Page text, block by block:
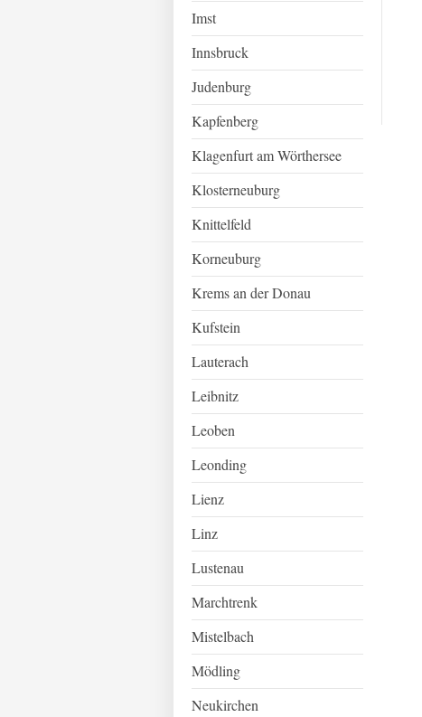
Imst
Innsbruck
Judenburg
Kapfenberg
Klagenfurt am Wörthersee
Klosterneuburg
Knittelfeld
Korneuburg
Krems an der Donau
Kufstein
Lauterach
Leibnitz
Leoben
Leonding
Lienz
Linz
Lustenau
Marchtrenk
Mistelbach
Mödling
Neukirchen